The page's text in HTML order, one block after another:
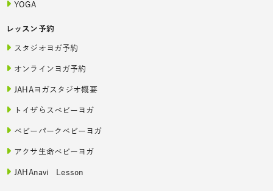
YOGA
レッスン予約
スタジオヨガ予約
オンラインヨガ予約
JAHAヨガスタジオ概要
トイザらスベビーヨガ
ベビーパークベビーヨガ
アクサ生命ベビーヨガ
JAHAnavi Lesson